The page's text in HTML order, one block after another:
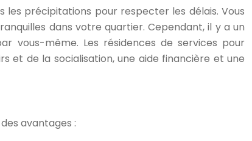
les précipitations pour respecter les délais. Vous
dans votre quartier. Cependant, il y a un
vous-même. Les résidences de services pour
et de la socialisation, une aide financière et une
avantages :